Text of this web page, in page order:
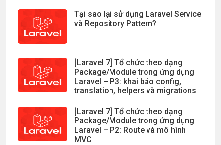
Tại sao lại sử dụng Laravel Service
và Repository Pattern?
[Laravel 7] Tổ chức theo dạng
Package/Module trong ứng dụng
Laravel – P3: khai báo config,
translation, helpers và migrations
[Laravel 7] Tổ chức theo dạng
Package/Module trong ứng dụng
Laravel – P2: Route và mô hình
MVC